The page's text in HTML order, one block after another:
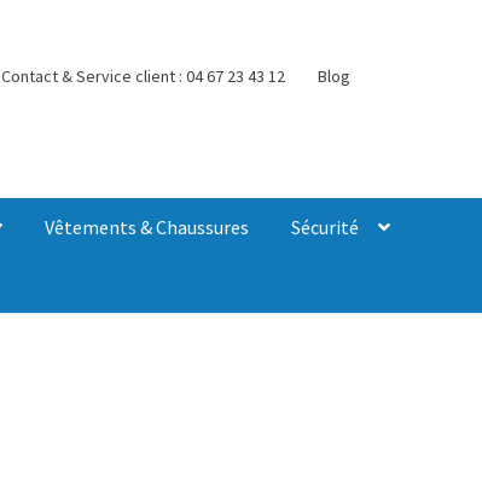
Contact & Service client : 04 67 23 43 12 Blog
Vêtements & Chaussures Sécurité